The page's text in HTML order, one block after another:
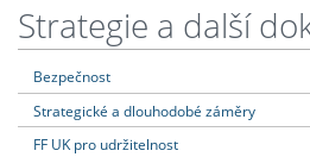
Strategie a další
Bezpečnost
Strategické a dlouhodobé záměry
FF UK pro udržitelnost